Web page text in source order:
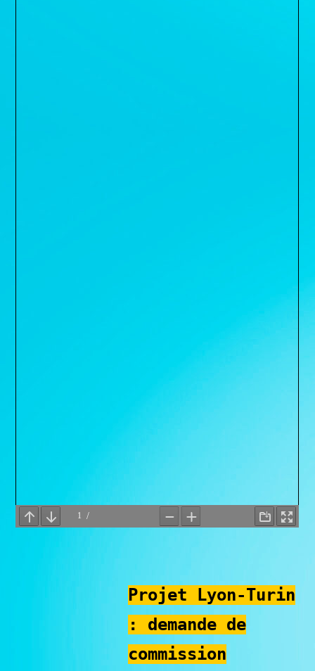
Projet Lyon-Turin
: demande de
commission